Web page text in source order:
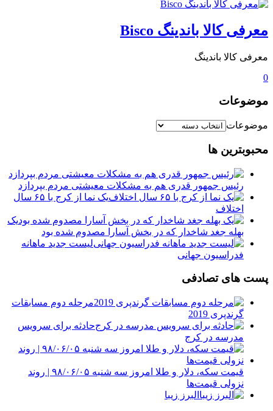
معرفی کالا باندینگ Bisco
معرفی کالا باندینگ
0
موضوعات
موضوعات
محبوبترین ها
رئیس جمهور قدری هم به مشکلات معیشتی مردم بپردازد
یک نما از کرج با ۶۵ سال
اختلاف
یک
بهله جغد شاخدار که در بخش آسارا مصدوم شده بود
لیست جدید ماهانه
فدراسیون جهانی
پست های تصادفی
مرحله دوم مسابقات
گرندپری 2019
حادثه برای سرویس
مدرسه در کرج
قیمت سکه، دلار و طلا امروز سه شنبه ۹۸/۰۶/۰۵ | روند
نزولی قیمت‌ها
البرز زیبا